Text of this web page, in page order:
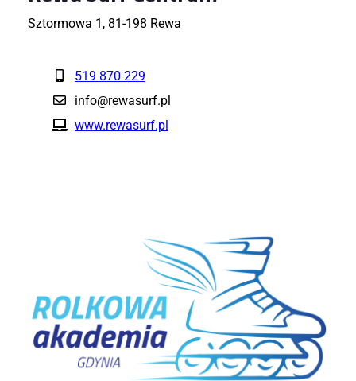
Sztormowa 1, 81-198 Rewa
519 870 229
info@rewasurf.pl
www.rewasurf.pl